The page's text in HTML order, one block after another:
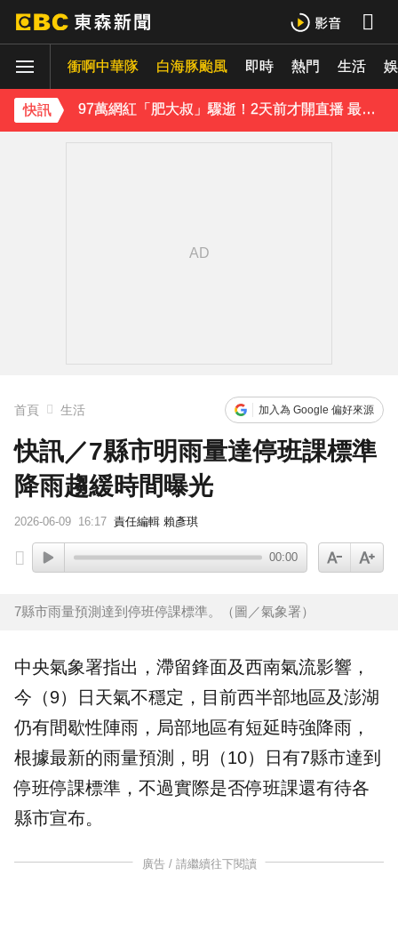
衝啊中華隊 白海豚颱風 即時 熱門 生活
快訊
97萬網紅「肥大叔」驟逝！2天前才開直播 最後身影曝光粉鼻酸
金牌員工轉投李多慧！剪輯師突暴紅狂接20業配 Joeman 認：我也會想離職
首頁 生活 加入為 Google 偏好來源
快訊／7縣市明雨量達停班課標準
降雨趨緩時間曝光
2026-06-09 16:17 責任編輯 賴彥琪
00:00
7縣市雨量預測達到停班停課標準。（圖／氣象署）
中央氣象署指出， 滯留鋒面及西南氣流影響，
今（9）日天氣不穩定，目前西半部地區及澎湖
仍有間歇性陣雨，局部地區有短延時強降雨，
根據最新的雨量預測 ，明（10）日有7縣市達到
停班停課標準，不過實際是否停班課還有待各
縣市宣布。
廣告 / 請繼續往下閱讀